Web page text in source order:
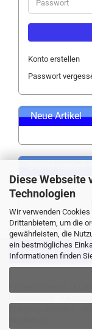
Diese Webseite
Technologien
Wir verwenden
Drittanbietern, um die
gewährleisten, die
ein bestmögliches
Informationen finden
Konto erstellen
Passwort
Neue Artikel
VERTRAG